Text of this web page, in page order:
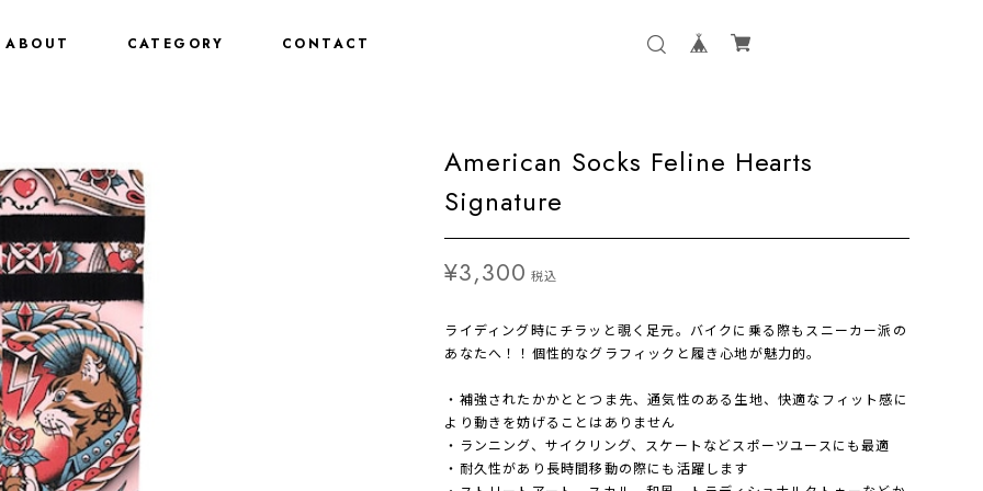
ABOUT CATEGORY CONTACT
American Socks Feline Hearts
Signature
¥3,300 税込
ライディング時にチラッと覗く足元。バイクに乗る際もスニーカー派の
あなたへ！！個性的なグラフィックと履き心地が魅力的。
・補強されたかかととつま先、通気性のある生地、快適なフィット感に
より動きを妨げることはありません
・ランニング、サイクリング、スケートなどスポーツユースにも最適
・耐久性があり長時間移動の際にも活躍します